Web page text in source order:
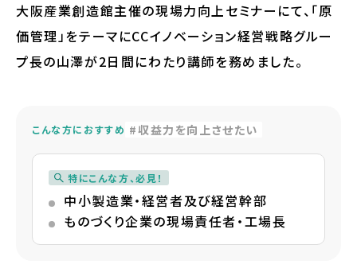
大阪産業創造館主催の現場力向上セミナーにて、「原
価管理」をテーマにCCイノベーション経営戦略グルー
プ長の山澤が2日間にわたり講師を務めました。
こんな方におすすめ 収益力を向上させたい
特にこんな方、必見！
中小製造業・経営者及び経営幹部
ものづくり企業の現場責任者・工場長